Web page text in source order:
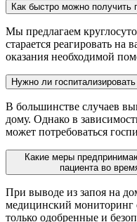
Как быстро можно получить
Мы предлагаем
старается реагировать на
оказания необходимой
Нужно ли
В большинстве случаев
дому. Однако в
может потребоваться
Какие меры
пациента во
При выводе из запоя на
медицинский мониторинг
только одобренные и